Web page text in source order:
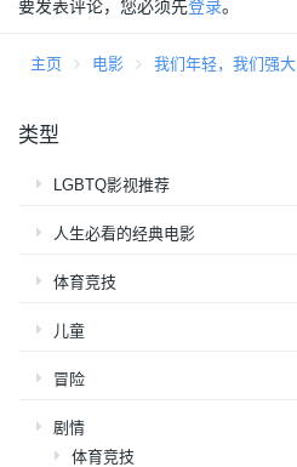
要发表评论，您必须先登录。
主页 电影 我们年轻，我们强大
类型
LGBTQ影视推荐
人生必看的经典电影
体育竞技
儿童
冒险
剧情
体育竞技